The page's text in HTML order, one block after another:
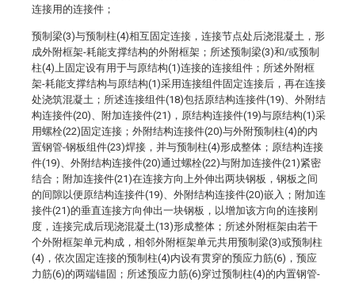
连接用的连接件；
预制梁(3)与预制柱(4)相互固定连接，连接节点处后浇混凝土，形
成外附框架-耗能支撑结构的外附框架；所述预制梁(3)和/或预制
柱(4)上固定设有用于与原结构(1)连接的连接组件；所述外附框
架-耗能支撑结构与原结构(1)采用连接组件固定连接后，再在连接
处浇筑混凝土；所述连接组件(18)包括原结构连接件(19)、外附结
构连接件(20)、附加连接件(21)，原结构连接件(19)与原结构(1)采
用螺栓(22)固定连接；外附结构连接件(20)与外附预制柱(4)的内
置钢管-钢板组件(23)焊接，并与预制柱(4)形成整体；原结构连接
件(19)、外附结构连接件(20)通过螺栓(22)与附加连接件(21)紧密
结合；附加连接件(21)在连接方向上外伸出两块钢板，钢板之间
的间隙以便原结构连接件(19)、外附结构连接件(20)嵌入；附加连
接件(21)的垂直连接方向伸出一块钢板，以增加该方向的连接刚
度，连接完成后现浇混凝土(13)形成整体；所述外附框架由若干
个外附框架单元构成，相邻外附框架单元共用预制梁(3)或预制柱
(4)，依次固定连接的预制柱(4)内设有贯穿的预应力筋(6)，预应
力筋(6)的两端锚固；所述预应力筋(6)穿过预制柱(4)的内置钢管-